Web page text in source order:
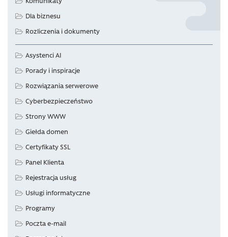
Dla biznesu
Rozliczenia i dokumenty
Asystenci AI
Porady i inspiracje
Rozwiązania serwerowe
Cyberbezpieczeństwo
Strony WWW
Giełda domen
Certyfikaty SSL
Panel Klienta
Rejestracja usług
Usługi informatyczne
Programy
Poczta e-mail